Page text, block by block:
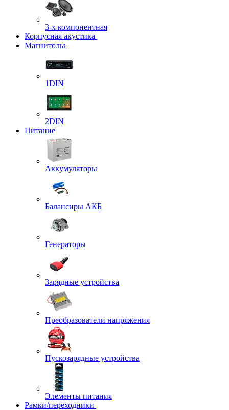
3-х компонентная
Корпусная акустика
Магнитолы
1DIN
2DIN
Питание
Аккумуляторы
Балансиры АКБ
Генераторы
Зарядные устройства
Преобразователи напряжения
Пускозарядные устройства
Элементы питания
Рамки/переходники